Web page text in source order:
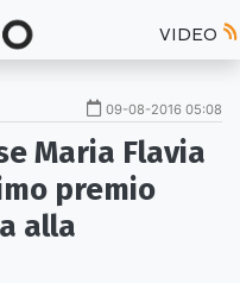
VIDEO
09-08-2016 05:08
Maria Flavia
premio
alla